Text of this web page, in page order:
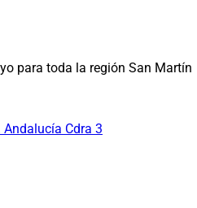
para toda la región San Martín
Andalucía Cdra 3